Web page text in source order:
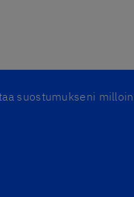
suostumukseni